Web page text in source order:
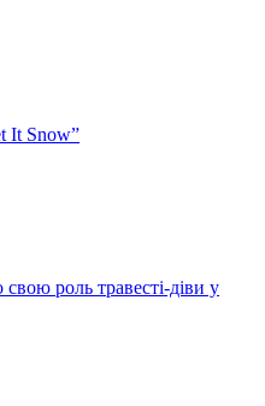
It Snow”
роль травесті-діви у